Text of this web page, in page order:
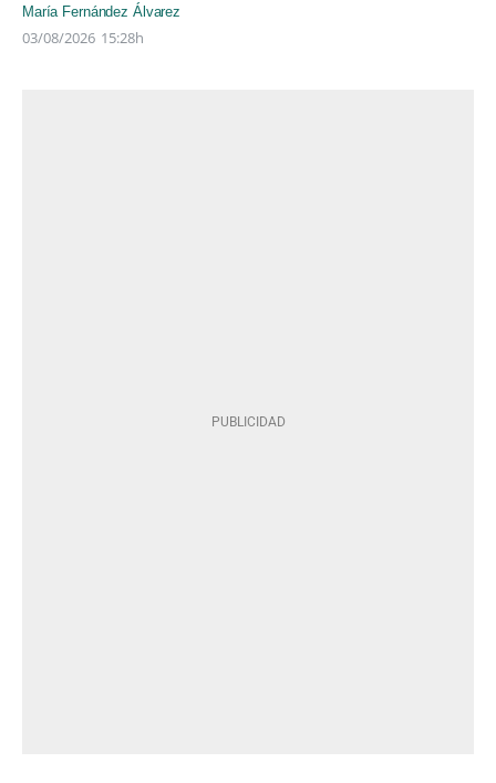
María Fernández Álvarez
03/08/2026 15:28h